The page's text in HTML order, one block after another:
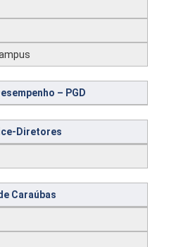
– PGD
Diretores
Caraúbas